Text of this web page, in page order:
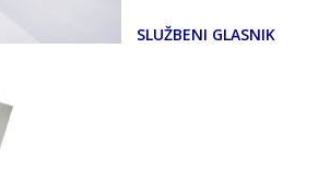
SLUŽBENI GLASNIK